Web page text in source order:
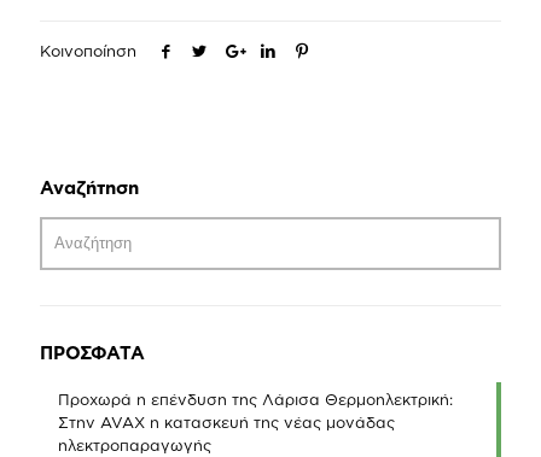
Κοινοποίηση
Αναζήτηση
ΠΡΟΣΦΑΤΑ
Προχωρά η επένδυση της Λάρισα Θερμοηλεκτρική:
Στην AVAX η κατασκευή της νέας μονάδας
ηλεκτροπαραγωγής